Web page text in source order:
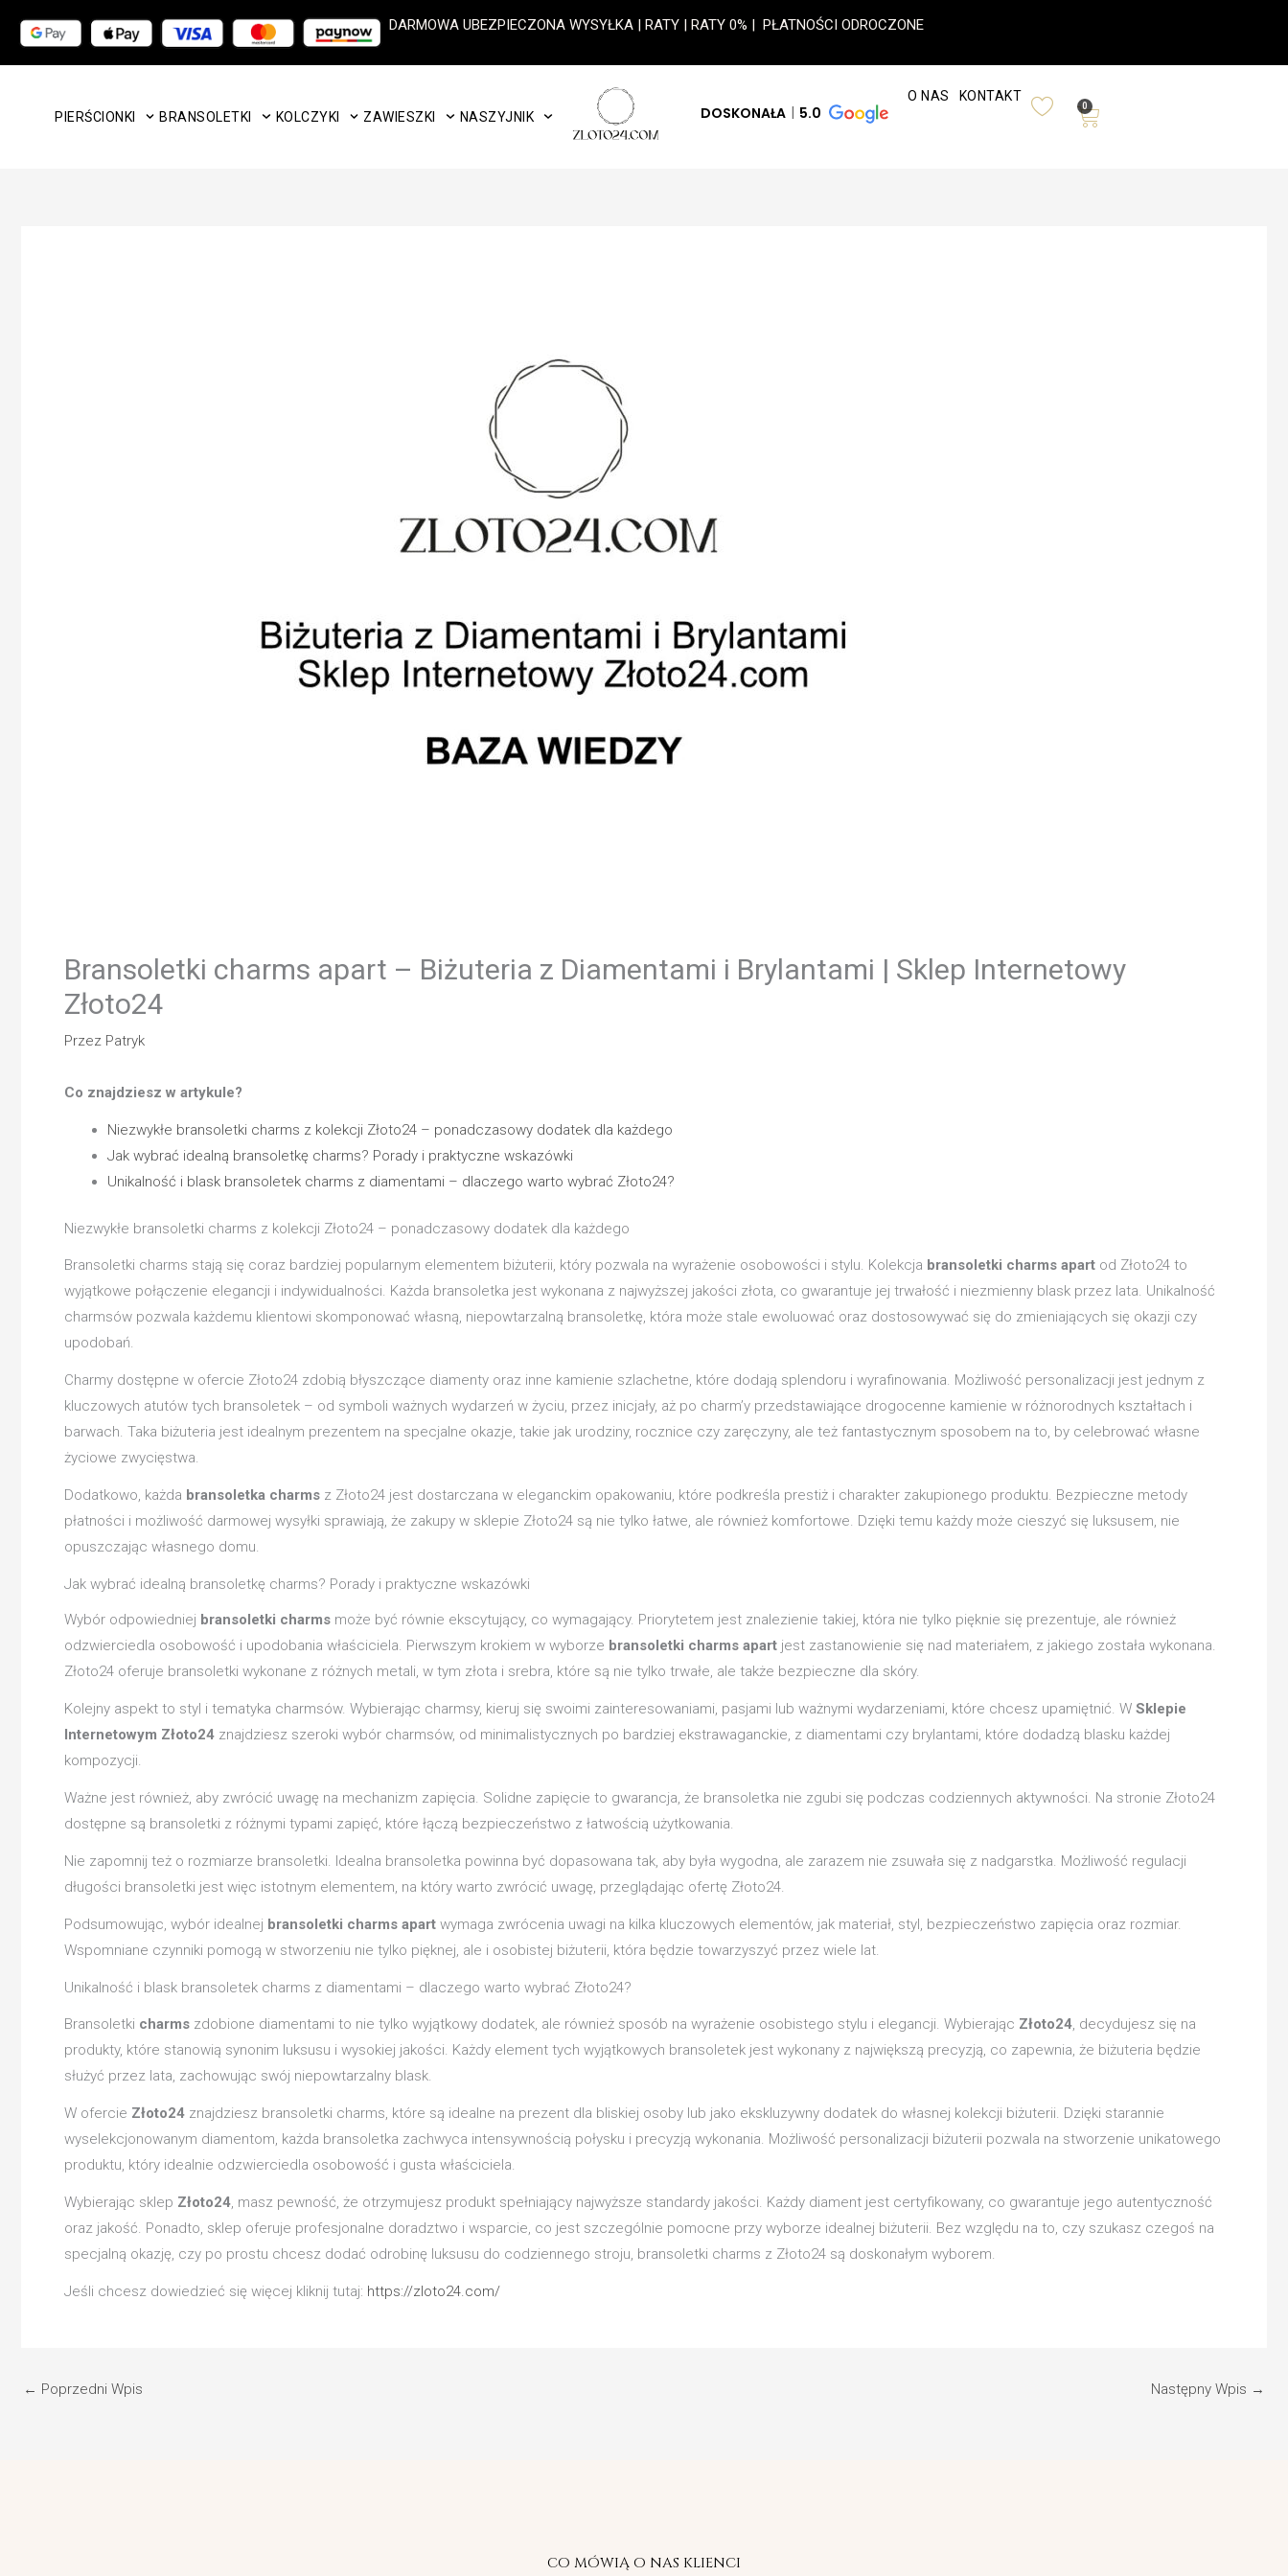
treści
DARMOWA UBEZPIECZONA WYSYŁKA | RATY | RATY 0% | PŁATNOŚCI ODROCZONE
PIERŚCIONKI BRANSOLETKI KOLCZYKI ZAWIESZKI NASZYJNIK DOSKONAŁA 5.0
O NAS KONTAKT
0
Wózek
Bransoletki charms apart – Biżuteria z Diamentami i Brylantami | Sklep Internetowy
Złoto24
Przez Patryk
Co znajdziesz w artykule?
Niezwykłe bransoletki charms z kolekcji Złoto24 – ponadczasowy dodatek dla każdego
Jak wybrać idealną bransoletkę charms? Porady i praktyczne wskazówki
Unikalność i blask bransoletek charms z diamentami – dlaczego warto wybrać Złoto24?
Niezwykłe bransoletki charms z kolekcji Złoto24 – ponadczasowy dodatek dla każdego
Bransoletki charms stają się coraz bardziej popularnym elementem biżuterii, który pozwala na wyrażenie osobowości i stylu. Kolekcja bransoletki charms apart od Złoto24 to
wyjątkowe połączenie elegancji i indywidualności. Każda bransoletka jest wykonana z najwyższej jakości złota, co gwarantuje jej trwałość i niezmienny blask przez lata. Unikalność
charmsów pozwala każdemu klientowi skomponować własną, niepowtarzalną bransoletkę, która może stale ewoluować oraz dostosowywać się do zmieniających się okazji czy
upodobań.
Charmy dostępne w ofercie Złoto24 zdobią błyszczące diamenty oraz inne kamienie szlachetne, które dodają splendoru i wyrafinowania. Możliwość personalizacji jest jednym z
kluczowych atutów tych bransoletek – od symboli ważnych wydarzeń w życiu, przez inicjały, aż po charm’y przedstawiające drogocenne kamienie w różnorodnych kształtach i
barwach. Taka biżuteria jest idealnym prezentem na specjalne okazje, takie jak urodziny, rocznice czy zaręczyny, ale też fantastycznym sposobem na to, by celebrować własne
życiowe zwycięstwa.
Dodatkowo, każda bransoletka charms z Złoto24 jest dostarczana w eleganckim opakowaniu, które podkreśla prestiż i charakter zakupionego produktu. Bezpieczne metody
płatności i możliwość darmowej wysyłki sprawiają, że zakupy w sklepie Złoto24 są nie tylko łatwe, ale również komfortowe. Dzięki temu każdy może cieszyć się luksusem, nie
opuszczając własnego domu.
Jak wybrać idealną bransoletkę charms? Porady i praktyczne wskazówki
Wybór odpowiedniej bransoletki charms może być równie ekscytujący, co wymagający. Priorytetem jest znalezienie takiej, która nie tylko pięknie się prezentuje, ale również
odzwierciedla osobowość i upodobania właściciela. Pierwszym krokiem w wyborze bransoletki charms apart jest zastanowienie się nad materiałem, z jakiego została wykonana.
Złoto24 oferuje bransoletki wykonane z różnych metali, w tym złota i srebra, które są nie tylko trwałe, ale także bezpieczne dla skóry.
Kolejny aspekt to styl i tematyka charmsów. Wybierając charmsy, kieruj się swoimi zainteresowaniami, pasjami lub ważnymi wydarzeniami, które chcesz upamiętnić. W Sklepie
Internetowym Złoto24 znajdziesz szeroki wybór charmsów, od minimalistycznych po bardziej ekstrawaganckie, z diamentami czy brylantami, które dodadzą blasku każdej
kompozycji.
Ważne jest również, aby zwrócić uwagę na mechanizm zapięcia. Solidne zapięcie to gwarancja, że bransoletka nie zgubi się podczas codziennych aktywności. Na stronie Złoto24
dostępne są bransoletki z różnymi typami zapięć, które łączą bezpieczeństwo z łatwością użytkowania.
Nie zapomnij też o rozmiarze bransoletki. Idealna bransoletka powinna być dopasowana tak, aby była wygodna, ale zarazem nie zsuwała się z nadgarstka. Możliwość regulacji
długości bransoletki jest więc istotnym elementem, na który warto zwrócić uwagę, przeglądając ofertę Złoto24.
Podsumowując, wybór idealnej bransoletki charms apart wymaga zwrócenia uwagi na kilka kluczowych elementów, jak materiał, styl, bezpieczeństwo zapięcia oraz rozmiar.
Wspomniane czynniki pomogą w stworzeniu nie tylko pięknej, ale i osobistej biżuterii, która będzie towarzyszyć przez wiele lat.
Unikalność i blask bransoletek charms z diamentami – dlaczego warto wybrać Złoto24?
Bransoletki charms zdobione diamentami to nie tylko wyjątkowy dodatek, ale również sposób na wyrażenie osobistego stylu i elegancji. Wybierając Złoto24 , decydujesz się na
produkty, które stanowią synonim luksusu i wysokiej jakości. Każdy element tych wyjątkowych bransoletek jest wykonany z największą precyzją, co zapewnia, że biżuteria będzie
służyć przez lata, zachowując swój niepowtarzalny blask.
W ofercie Złoto24 znajdziesz bransoletki charms, które są idealne na prezent dla bliskiej osoby lub jako ekskluzywny dodatek do własnej kolekcji biżuterii. Dzięki starannie
wyselekcjonowanym diamentom, każda bransoletka zachwyca intensywnością połysku i precyzją wykonania. Możliwość personalizacji biżuterii pozwala na stworzenie unikatowego
produktu, który idealnie odzwierciedla osobowość i gusta właściciela.
Wybierając sklep Złoto24 , masz pewność, że otrzymujesz produkt spełniający najwyższe standardy jakości. Każdy diament jest certyfikowany, co gwarantuje jego autentyczność
oraz jakość. Ponadto, sklep oferuje profesjonalne doradztwo i wsparcie, co jest szczególnie pomocne przy wyborze idealnej biżuterii. Bez względu na to, czy szukasz czegoś na
specjalną okazję, czy po prostu chcesz dodać odrobinę luksusu do codziennego stroju, bransoletki charms z Złoto24 są doskonałym wyborem.
Jeśli chcesz dowiedzieć się więcej kliknij tutaj: https://zloto24.com/
← Poprzedni Wpis Następny Wpis →
CO MÓWIĄ O NAS KLIENCI